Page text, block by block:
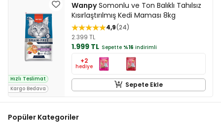
Hızlı Teslimat
Kargo Bedava
WanpySomonlu ve Ton Balıklı Tahılsız
Kısırlaştırılmış Kedi Maması 8kg
4,9 24
2.399 TL
1.999 TL Sepette %16 indirimli
+2
hediye
Sepete Ekle
Popüler Kategoriler